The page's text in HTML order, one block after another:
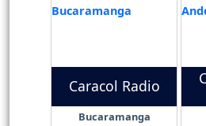
Caracol Radio
Bucaramanga